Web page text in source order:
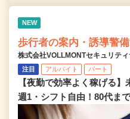
NEW
歩行者の案内・誘導警
株式会社VOLLMONTセキュリテ
注目 アルバイト パート
【夜勤で効率よく稼げる
週1・シフト自由！80代ま